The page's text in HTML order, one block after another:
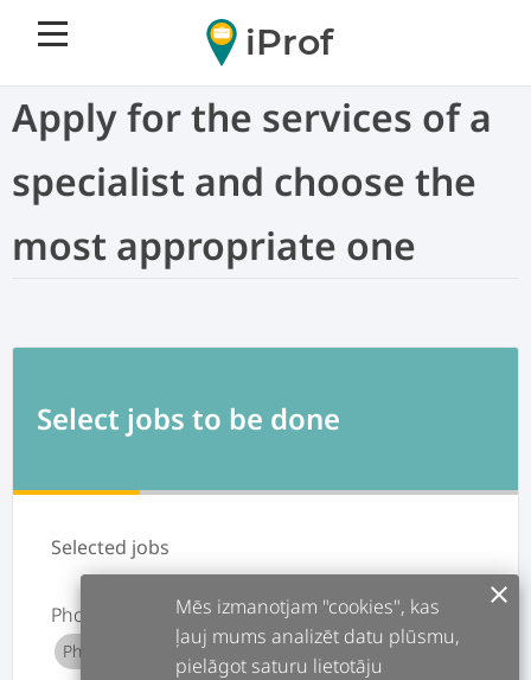
iProf
Apply for the services of a
specialist and choose the
most appropriate one
Select jobs to be done
Selected jobs
Photographer
Photographer services
Mēs izmanotjam "cookies", kas
ļauj mums analizēt datu plūsmu,
pielāgot saturu lietotāju
clear